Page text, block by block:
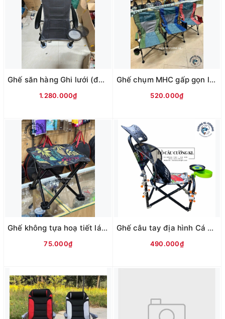
Ghế săn hàng Ghi lưới (đủ phụ kiện)
1.280.000₫
Ghế chụm MHC gấp gọn lưng pha lưới
520.000₫
Ghế không tựa hoạ tiết lá NT
75.000₫
Ghế câu tay địa hình Cá chép (Khung đen)
490.000₫